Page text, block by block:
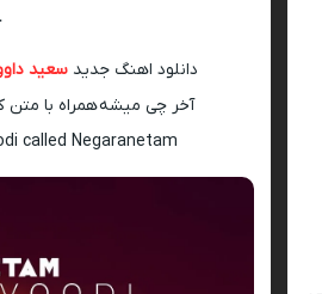
دانلود اهنگ جدید سعید
آخر چی میشه همراه با متن کامل و
called Negaranetam